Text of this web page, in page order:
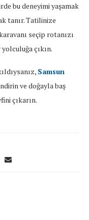
bu deneyimi yaşamak
tanır. Tatilinize
seçip rotanızı
çıkın.
Samsun
ve doğayla baş
çıkarın.